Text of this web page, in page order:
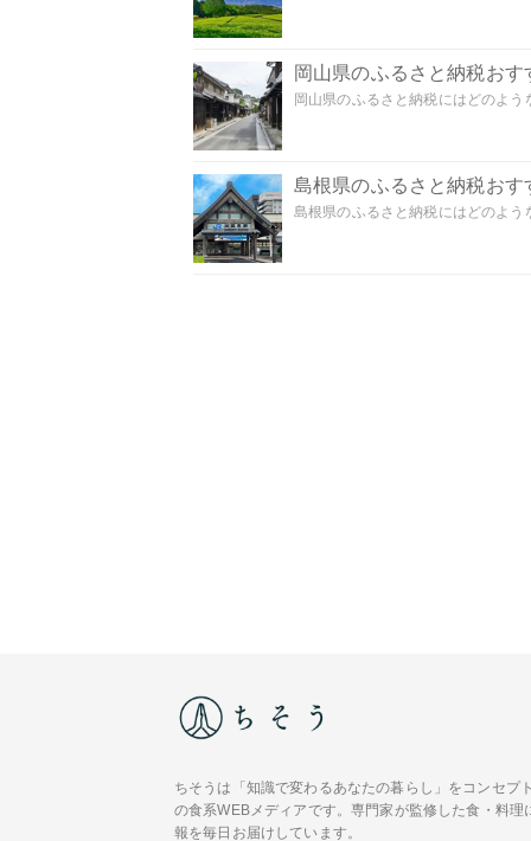
岡山県のふるさと納税おす
岡山県のふるさと納税にはどのよ
島根県のふるさと納税おす
島根県のふるさと納税にはどのよ
ちそうは「知識で変わるあなたの暮らし」をコンセプ
の食系WEBメディアです。専門家が監修した食・料理
報を毎日お届けしています。